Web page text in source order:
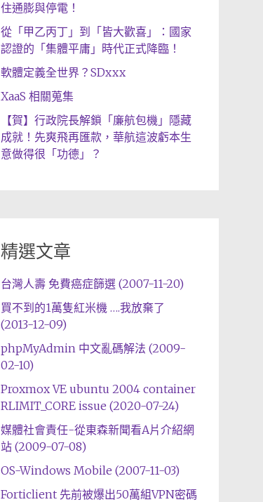
住通膨與停電！
從「甲乙丙丁」到「皆大歡喜」：國家
認證的「集體平庸」時代正式降臨！
軟體定義全世界？SDxxx
XaaS 相關蒐集
【賀】行政院長解鎖「廉航包機」隱藏
成就！先爽飛再匯款，華航這波虧本生
意做得很「功德」？
精選文章
台灣人壽 免費癌症篩選 (2007-11-20)
買不到的1萬隻紅米機 ….我放棄了
(2013-12-09)
phpMyAdmin 中文亂碼解法 (2009-
02-10)
Proxmox VE ubuntu 2004 container
RLIMIT_CORE issue (2020-07-24)
媒體社會責任-從東森新聞看A片介紹網
站 (2009-07-08)
OS-Windows Mobile (2007-11-03)
Forticlient 先前被爆出50萬組VPN密碼